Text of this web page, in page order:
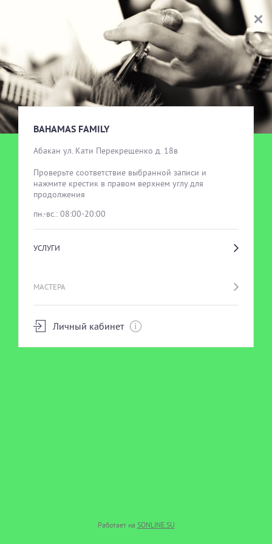
BAHAMAS FAMILY
Абакан ул. Кати Перекрещенко д. 18в
Проверьте соответствие выбранной записи и
нажмите крестик в правом верхнем углу для
продолжения
пн.-вс.: 08:00-20:00
УСЛУГИ
МАСТЕРА
Личный кабинет
Работает на SONLINE.SU
BAHAMAS FAMILY
ВЫБОР УСЛУГИ